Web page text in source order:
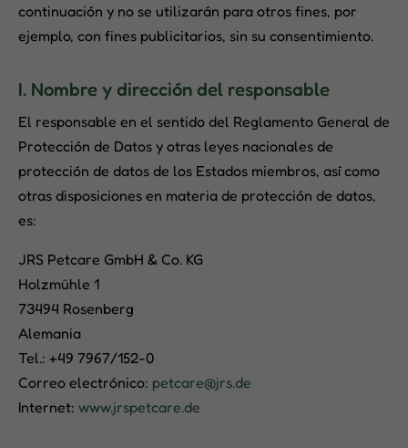
continuación y no se utilizarán para otros fines, por
ejemplo, con fines publicitarios, sin su consentimiento.
I. Nombre y dirección del responsable
El responsable en el sentido del Reglamento General de
Protección de Datos y otras leyes nacionales de
protección de datos de los Estados miembros, así como
otras disposiciones en materia de protección de datos,
es:
JRS Petcare GmbH & Co. KG
Holzmühle 1
73494 Rosenberg
Alemania
Tel.: +49 7967/152-0
Correo electrónico: petcare@jrs.de
Internet: www.jrspetcare.de